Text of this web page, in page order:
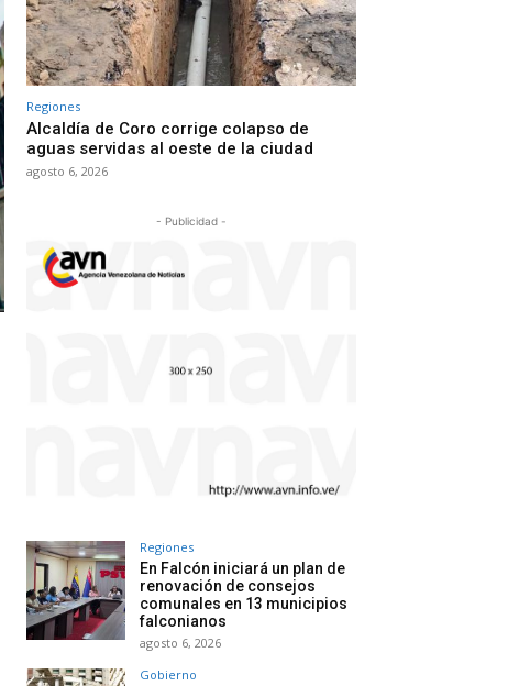
Regiones
Alcaldía de Coro corrige colapso de
aguas servidas al oeste de la ciudad
agosto 6, 2026
- Publicidad -
Regiones
En Falcón iniciará un plan de
renovación de consejos
comunales en 13 municipios
falconianos
agosto 6, 2026
Gobierno